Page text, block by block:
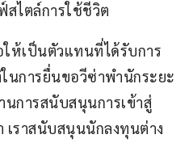
สไตล์การใช้ชีวิต
ให้เป็นตัวแทนที่ได้รับการ
นการยื่นขอวีซ่าพำนักระยะ
นการสนับสนุนการเข้าสู่
เราสนับสนุนนักลงทุนต่าง